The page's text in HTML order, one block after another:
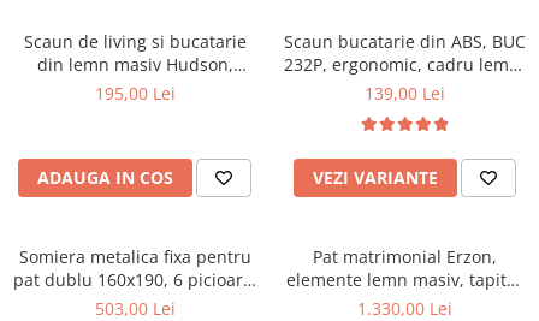
Saltele cu plasa de arcuri
Saltele cu spuma
Mobila bucatarie
Seturi mese si scaune bucatarie
Mobilier hol
Suporturi si rafturi pantofi
Portmantouri
Seturi mobilier hol
Stender haine
Scaun de living si bucatarie
din lemn masiv Hudson,
tapiterie stofa,100 kg,
195,00 Lei
ADAUGA IN COS
Scaun bucatarie din ABS, BUC
232P, ergonomic, cadru lemn,
100 kg
139,00 Lei
VEZI VARIANTE
Somiera metalica fixa pentru
pat dublu 160x190, 6 picioare,
30 lamele lemn fag, benzi
503,00 Lei
Pat matrimonial Erzon,
elemente lemn masiv, tapitat
cu stofa, cu somiera,140x200
1.330,00 Lei